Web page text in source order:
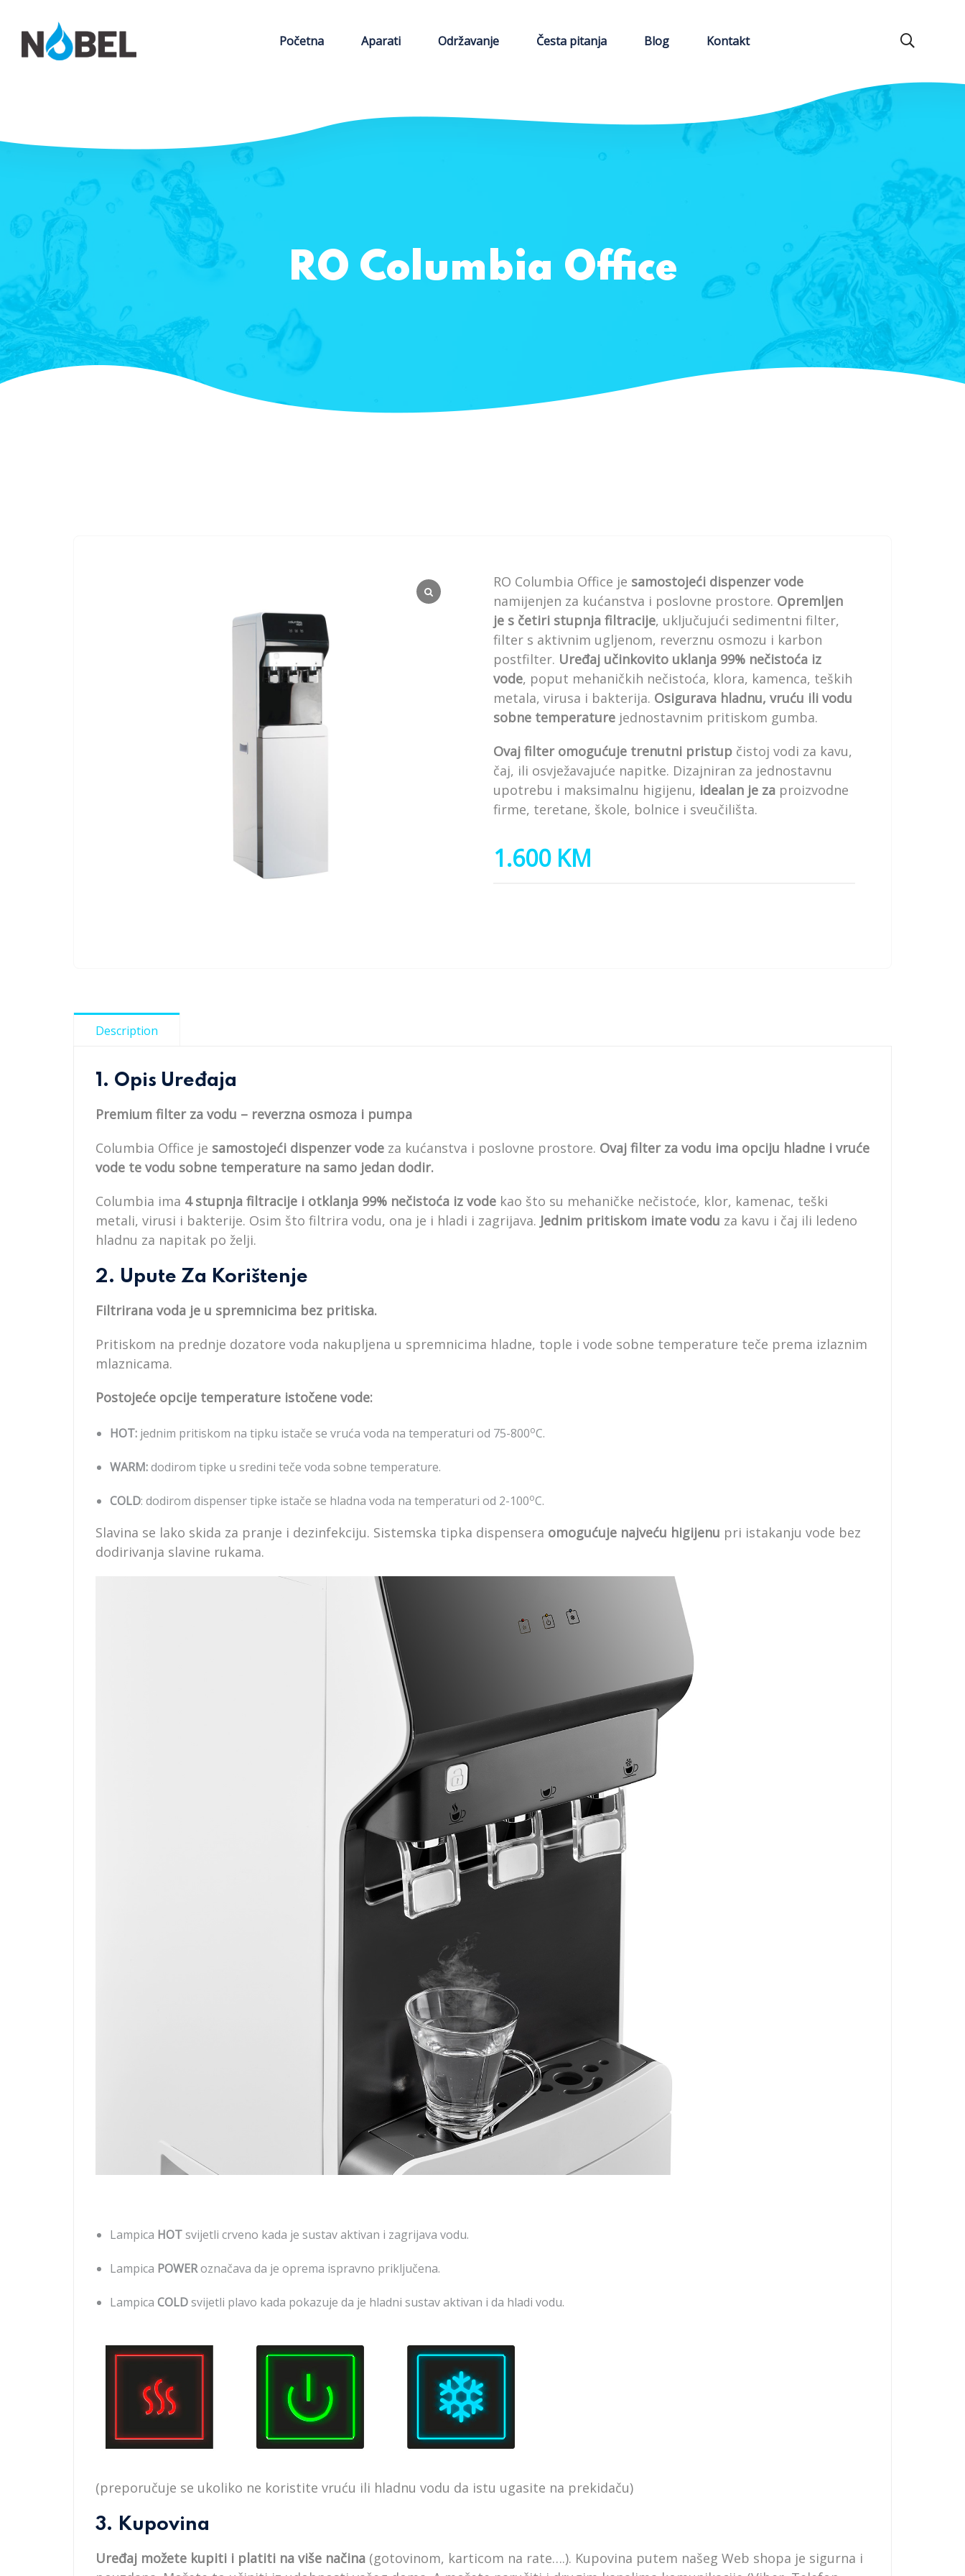
Početna Aparati Održavanje Česta pitanja Blog Kontakt
RO Columbia Office
RO Columbia Office je samostojeći dispenzer vode
namijenjen za kućanstva i poslovne prostore. Opremljen
je s četiri stupnja filtracije, uključujući sedimentni filter,
filter s aktivnim ugljenom, reverznu osmozu i karbon
postfilter. Uređaj učinkovito uklanja 99% nečistoća iz
vode, poput mehaničkih nečistoća, klora, kamenca, teških
metala, virusa i bakterija. Osigurava hladnu, vruću ili vodu
sobne temperature jednostavnim pritiskom gumba.
Ovaj filter omogućuje trenutni pristup čistoj vodi za kavu,
čaj, ili osvježavajuće napitke. Dizajniran za jednostavnu
upotrebu i maksimalnu higijenu, idealan je za proizvodne
firme, teretane, škole, bolnice i sveučilišta.
1.600 KM
Description
1. Opis Uređaja
Premium filter za vodu – reverzna osmoza i pumpa
Columbia Office je samostojeći dispenzer vode za kućanstva i poslovne prostore. Ovaj filter za vodu ima opciju hladne i vruće
vode te vodu sobne temperature na samo jedan dodir.
Columbia ima 4 stupnja filtracije i otklanja 99% nečistoća iz vode kao što su mehaničke nečistoće, klor, kamenac, teški
metali, virusi i bakterije. Osim što filtrira vodu, ona je i hladi i zagrijava. Jednim pritiskom imate vodu za kavu i čaj ili ledeno
hladnu za napitak po želji.
2. Upute Za Korištenje
Filtrirana voda je u spremnicima bez pritiska.
Pritiskom na prednje dozatore voda nakupljena u spremnicima hladne, tople i vode sobne temperature teče prema izlaznim
mlaznicama.
Postojeće opcije temperature istočene vode:
HOT: jednim pritiskom na tipku istače se vruća voda na temperaturi od 75-800oC.
WARM:dodirom tipke u sredini teče voda sobne temperature.
COLD: dodirom dispenser tipke istače se hladna voda na temperaturi od 2-100oC.
Slavina se lako skida za pranje i dezinfekciju. Sistemska tipka dispensera omogućuje najveću higijenu pri istakanju vode bez
dodirivanja slavine rukama.
Lampica HOTsvijetli crveno kada je sustav aktivan i zagrijava vodu.
Lampica POWERoznačava da je oprema ispravno priključena.
Lampica COLDsvijetli plavo kada pokazuje da je hladni sustav aktivan i da hladi vodu.
(preporučuje se ukoliko ne koristite vruću ili hladnu vodu da istu ugasite na prekidaču)
3. Kupovina
Uređaj možete kupiti i platiti na više načina (gotovinom, karticom na rate….). Kupovina putem našeg Web shopa je sigurna i